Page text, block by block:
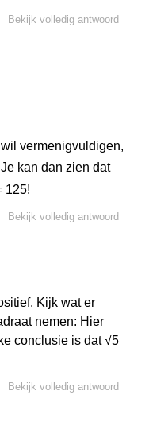
Bekijk volledig antwoord
vermenigvuldigen,
kan dan zien dat
125!
Bekijk volledig antwoord
Kijk wat er
nemen: Hier
conclusie is dat √5
Bekijk volledig antwoord